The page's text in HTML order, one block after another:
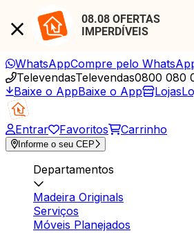
08.08 OFERTAS
IMPERDÍVEIS
WhatsAppCompre pelo
TelevendasTelevendas0800 080
Baixe o AppBaixe o App Lojas
Entrar Favoritos Carrinho
Informe o seu CEP
Departamentos
Madeira Originals
Serviços
Móveis Planejados